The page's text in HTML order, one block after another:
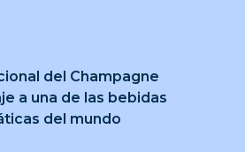
del Champagne
a una de las bebidas
del mundo